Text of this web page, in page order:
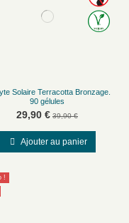
Solaire Terracotta Bronzage.
90 gélules
29,90 € 39,90 €
Ajouter au panier
!